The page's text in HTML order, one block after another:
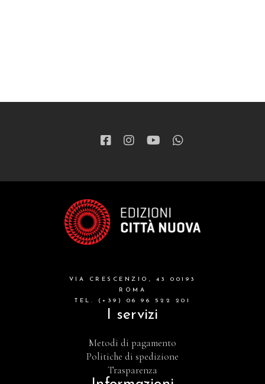
VIA CRESCENZIO, 43 00193
ROMA
TEL. (+39) 06 96 522 201
I servizi
Metodi di pagamento
Politiche di spedizione
Trasparenza